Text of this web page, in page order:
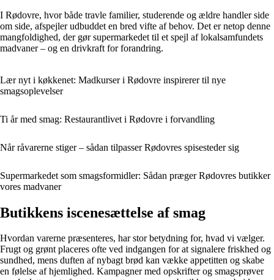
I Rødovre, hvor både travle familier, studerende og ældre handler side
om side, afspejler udbuddet en bred vifte af behov. Det er netop denne
mangfoldighed, der gør supermarkedet til et spejl af lokalsamfundets
madvaner – og en drivkraft for forandring.
Lær nyt i køkkenet: Madkurser i Rødovre inspirerer til nye
smagsoplevelser
Ti år med smag: Restaurantlivet i Rødovre i forvandling
Når råvarerne stiger – sådan tilpasser Rødovres spisesteder sig
Supermarkedet som smagsformidler: Sådan præger Rødovres butikker
vores madvaner
Butikkens iscenesættelse af smag
Hvordan varerne præsenteres, har stor betydning for, hvad vi vælger.
Frugt og grønt placeres ofte ved indgangen for at signalere friskhed og
sundhed, mens duften af nybagt brød kan vække appetitten og skabe
en følelse af hjemlighed. Kampagner med opskrifter og smagsprøver